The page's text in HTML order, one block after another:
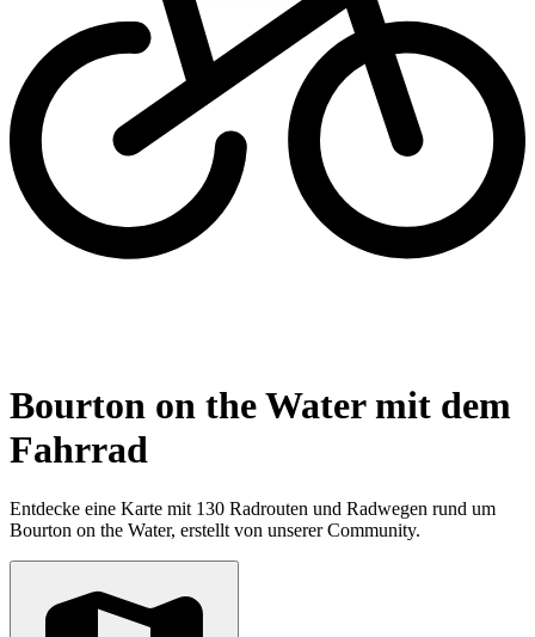
Bourton on the Water mit dem
Fahrrad
Entdecke eine Karte mit 130 Radrouten und Radwegen rund um
Bourton on the Water, erstellt von unserer Community.